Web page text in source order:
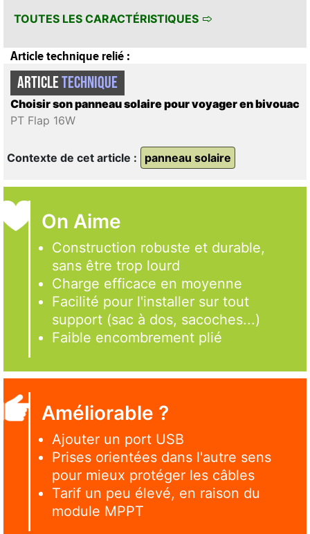
TOUTES LES CARACTÉRISTIQUES
Article technique relié :
ARTICLETECHNIQUE
Choisir son panneau solaire pour voyager en bivouac
PT Flap 16W
Contexte de cet article : panneau solaire
On Aime
Construction robuste et durable,
sans être trop lourd
Charge efficace en moyenne
Facilité pour l'installer sur tout
support (sac à dos, sacoches...)
Faible encombrement plié
Améliorable ?
Ajouter un port USB
Prises orientées dans l'autre sens
pour mieux protéger les câbles
Tarif un peu élevé, en raison du
module MPPT